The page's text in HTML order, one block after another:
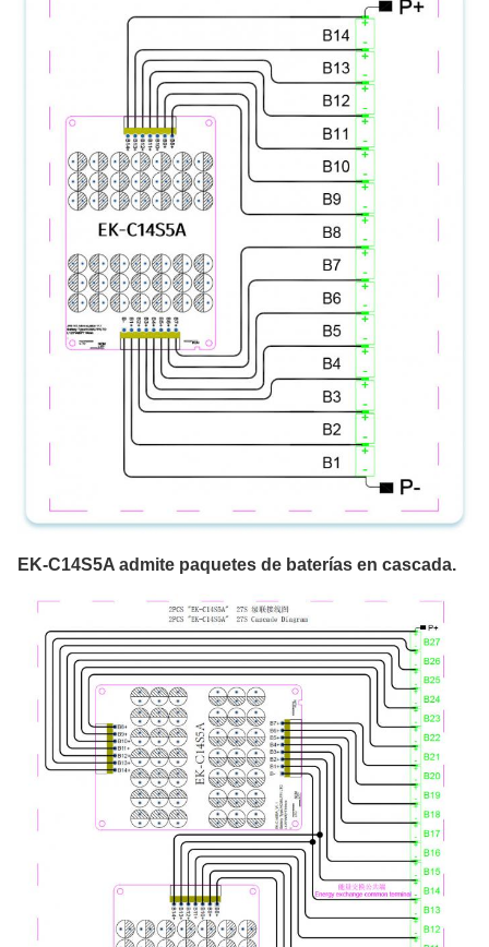
EK-C14S5A admite paquetes de baterías en cascada.